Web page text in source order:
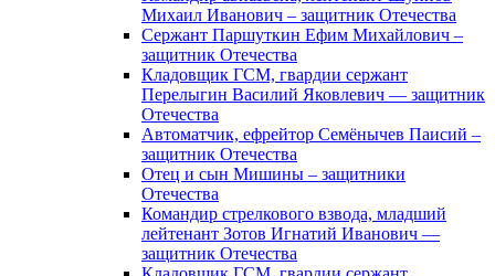
Михаил Иванович – защитник Отечества
Сержант Паршуткин Ефим Михайлович –
защитник Отечества
Кладовщик ГСМ, гвардии сержант
Перелыгин Василий Яковлевич — защитник
Отечества
Автоматчик, ефрейтор Семёнычев Паисий –
защитник Отечества
Отец и сын Мишины – защитники
Отечества
Командир стрелкового взвода, младший
лейтенант Зотов Игнатий Иванович —
защитник Отечества